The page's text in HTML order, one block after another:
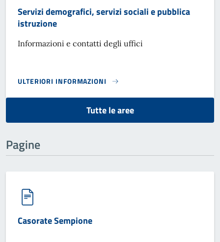
Servizi demografici, servizi sociali e pubblica
istruzione
Informazioni e contatti degli uffici
ULTERIORI INFORMAZIONI
SERVIZI DEMOGRAFICI, SERVIZI SOCIALI E PUBBLICA
Tutte le aree
Pagine
Casorate Sempione